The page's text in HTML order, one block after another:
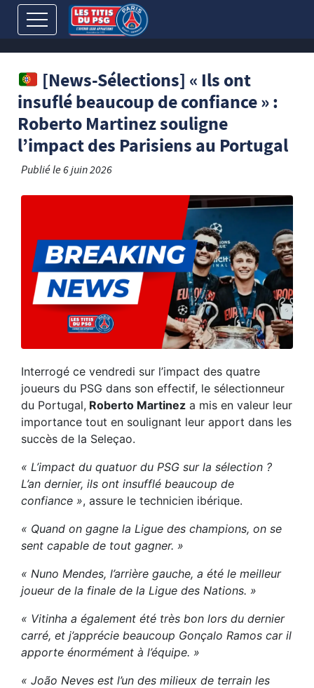
[News-Sélections] « Ils ont
insuflé beaucoup de confiance » :
Roberto Martinez souligne
l’impact des Parisiens au Portugal
Publié le6 juin 2026
Interrogé ce vendredi sur l’impact des quatre
joueurs du PSG dans son effectif, le sélectionneur
du Portugal, Roberto Martinez a mis en valeur leur
importance tout en soulignant leur apport dans les
succès de la Seleçao.
« L’impact du quatuor du PSG sur la sélection ?
L’an dernier, ils ont insufflé beaucoup de
confiance », assure le technicien ibérique.
« Quand on gagne la Ligue des champions, on se
sent capable de tout gagner. »
« Nuno Mendes, l’arrière gauche, a été le meilleur
joueur de la finale de la Ligue des Nations. »
« Vitinha a également été très bon lors du dernier
carré, et j’apprécie beaucoup Gonçalo Ramos car il
apporte énormément à l’équipe. »
« João Neves est l’un des milieux de terrain les